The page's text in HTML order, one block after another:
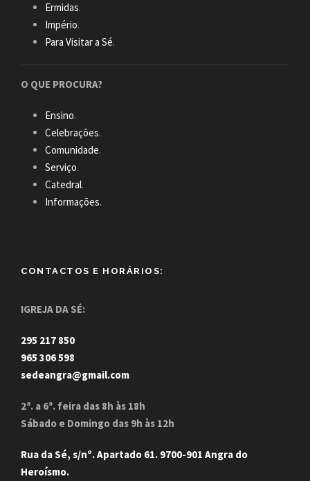
Ermidas.
Império.
Para Visitar a Sé.
O QUE PROCURA?
Ensino.
Celebrações.
Comunidade.
Serviço.
Catedral.
Informações.
CONTACTOS E HORÁRIOS:
IGREJA DA SÉ:
295 217 850
965 306 598
sedeangra@gmail.com
2ª. a 6ª. feira das 8h às 18h
Sábado e Domingo das 9h às 12h
Rua da Sé, s/nº. Apartado 61. 9700-901 Angra do
Heroísmo.